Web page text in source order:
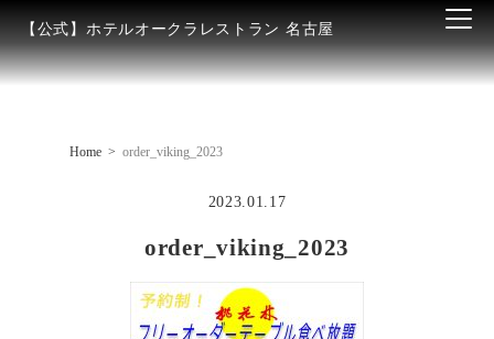
【公式】ホテルオークラレストラン 名古屋
Home order_viking_2023
2023.01.17
order_viking_2023